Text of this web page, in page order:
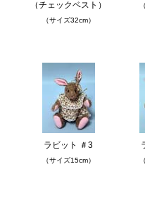
（チェックベスト）
（サイズ32cm）
ラビット ＃3
（サイズ15cm）